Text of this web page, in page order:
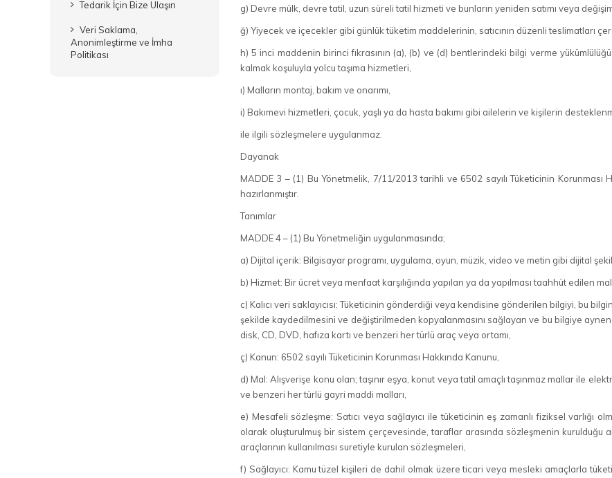
Tedarik İçin Bize Ulaşın
Veri Saklama,
Anonimleştirme ve İmha
Politikası
g) Devre mülk, devre tatil, uzun süreli tatil hizmeti ve bunların yeniden satımı veya
ğ) Yiyecek ve içecekler gibi günlük tüketim maddelerinin, satıcının düzenli teslimatları
h) 5 inci maddenin birinci fıkrasının (a), (b) ve (d) bentlerindeki bilgi verme
kalmak koşuluyla yolcu taşıma hizmetleri,
ı) Malların montaj, bakım ve onarımı,
i) Bakımevi hizmetleri, çocuk, yaşlı ya da hasta bakımı gibi ailelerin ve kişilerin
ile ilgili sözleşmelere uygulanmaz.
Dayanak
MADDE 3 – (1) Bu Yönetmelik, 7/11/2013 tarihli ve 6502 sayılı Tüketicinin
hazırlanmıştır.
Tanımlar
MADDE 4 – (1) Bu Yönetmeliğin uygulanmasında;
a) Dijital içerik: Bilgisayar programı, uygulama, oyun, müzik, video ve metin gibi dijital
b) Hizmet: Bir ücret veya menfaat karşılığında yapılan ya da yapılması taahhüt edilen
c) Kalıcı veri saklayıcısı: Tüketicinin gönderdiği veya kendisine gönderilen bilgiyi, bu
şekilde kaydedilmesini ve değiştirilmeden kopyalanmasını sağlayan ve bu bilgiye
disk, CD, DVD, hafıza kartı ve benzeri her türlü araç veya ortamı,
ç) Kanun: 6502 sayılı Tüketicinin Korunması Hakkında Kanunu,
d) Mal: Alışverişe konu olan; taşınır eşya, konut veya tatil amaçlı taşınmaz mallar ile
ve benzeri her türlü gayri maddi malları,
e) Mesafeli sözleşme: Satıcı veya sağlayıcı ile tüketicinin eş zamanlı fiziksel varlığı
olarak oluşturulmuş bir sistem çerçevesinde, taraflar arasında sözleşmenin
araçlarının kullanılması suretiyle kurulan sözleşmeleri,
f) Sağlayıcı: Kamu tüzel kişileri de dahil olmak üzere ticari veya mesleki amaçlarla